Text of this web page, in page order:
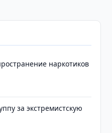
наркотиков
за экстремистскую